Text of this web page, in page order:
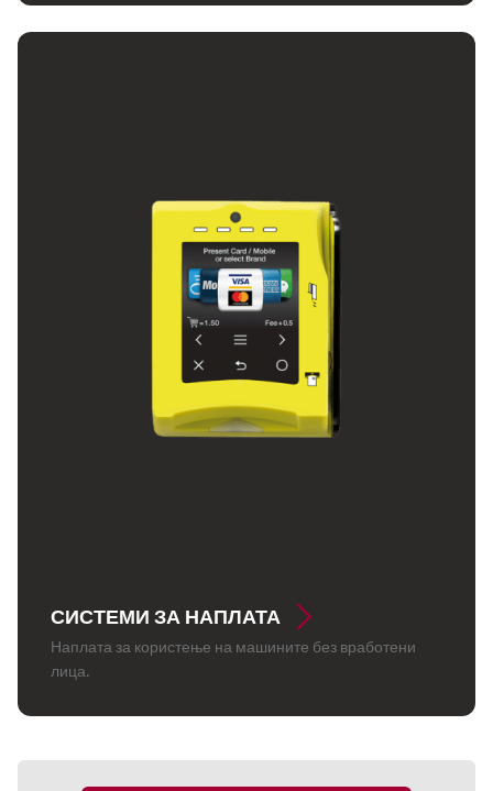
СИСТЕМИ ЗА НАПЛАТА
Наплата за користење на машините без вработени
лица.